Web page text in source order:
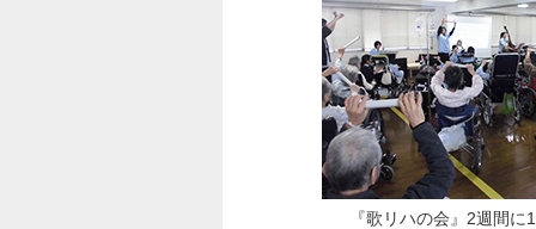
『歌リハの会』2週間